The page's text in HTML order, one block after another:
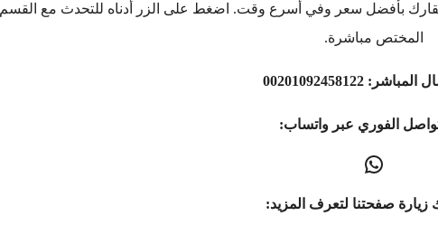
بأفضل سعر وفي أسرع وقت. اضغط على الزر أدناه للتحدث مع القسم
المختص مباشرة.
المباشر: 00201092458122
الفوري عبر واتساب:
زيارة صفحتنا لتعرف المزيد: